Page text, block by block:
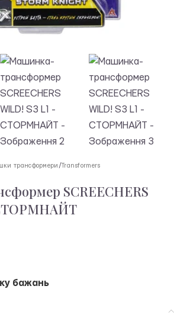
трансформери / Transformers
SCREECHERS
СТОРМНАЙТ
бажань